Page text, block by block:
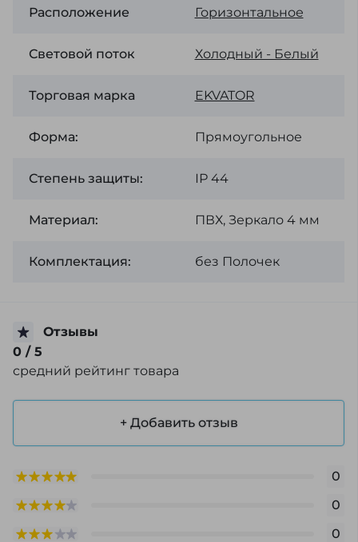
Расположение Горизонтальное
Световой поток Холодный - Белый
Торговая марка EKVATOR
Форма: Прямоугольное
Степень защиты: ІР 44
Материал: ПВХ, Зеркало 4 мм
Комплектация: без Полочек
Отзывы
0 / 5
средний рейтинг товара
+ Добавить отзыв
0
0
0